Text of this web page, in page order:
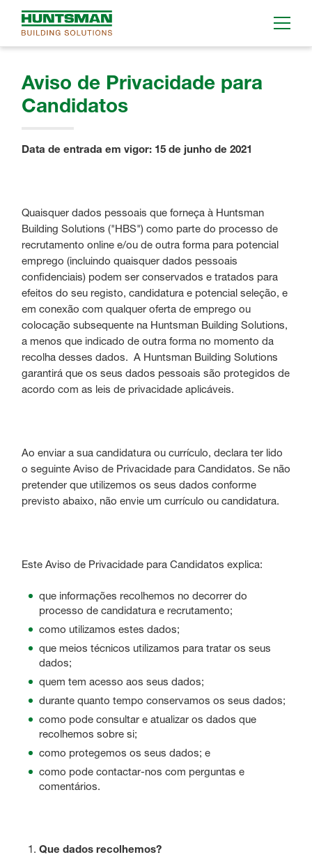
Aviso de Privacidade para
Candidatos
Data de entrada em vigor: 15 de junho de 2021
Quaisquer dados pessoais que forneça à Huntsman
Building Solutions ("HBS") como parte do processo de
recrutamento online e/ou de outra forma para potencial
emprego (incluindo quaisquer dados pessoais
confidenciais) podem ser conservados e tratados para
efeitos do seu registo, candidatura e potencial seleção, e
em conexão com qualquer oferta de emprego ou
colocação subsequente na Huntsman Building Solutions,
a menos que indicado de outra forma no momento da
recolha desses dados. A Huntsman Building Solutions
garantirá que os seus dados pessoais são protegidos de
acordo com as leis de privacidade aplicáveis.
Ao enviar a sua candidatura ou currículo, declara ter lido
o seguinte Aviso de Privacidade para Candidatos. Se não
pretender que utilizemos os seus dados conforme
previsto abaixo, não envie um currículo ou candidatura.
Este Aviso de Privacidade para Candidatos explica:
que informações recolhemos no decorrer do
processo de candidatura e recrutamento;
como utilizamos estes dados;
que meios técnicos utilizamos para tratar os seus
dados;
quem tem acesso aos seus dados;
durante quanto tempo conservamos os seus dados;
como pode consultar e atualizar os dados que
recolhemos sobre si;
como protegemos os seus dados; e
como pode contactar-nos com perguntas e
comentários.
Que dados recolhemos?